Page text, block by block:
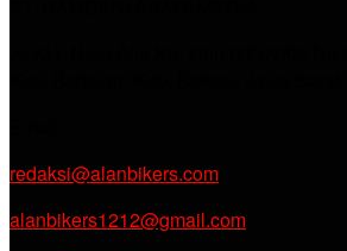
redaksi@alanbikers.com
alanbikers1212@gmail.com